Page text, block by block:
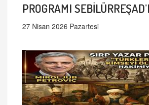
PROGRAMI
27 Nisan 2026 Pazartesi